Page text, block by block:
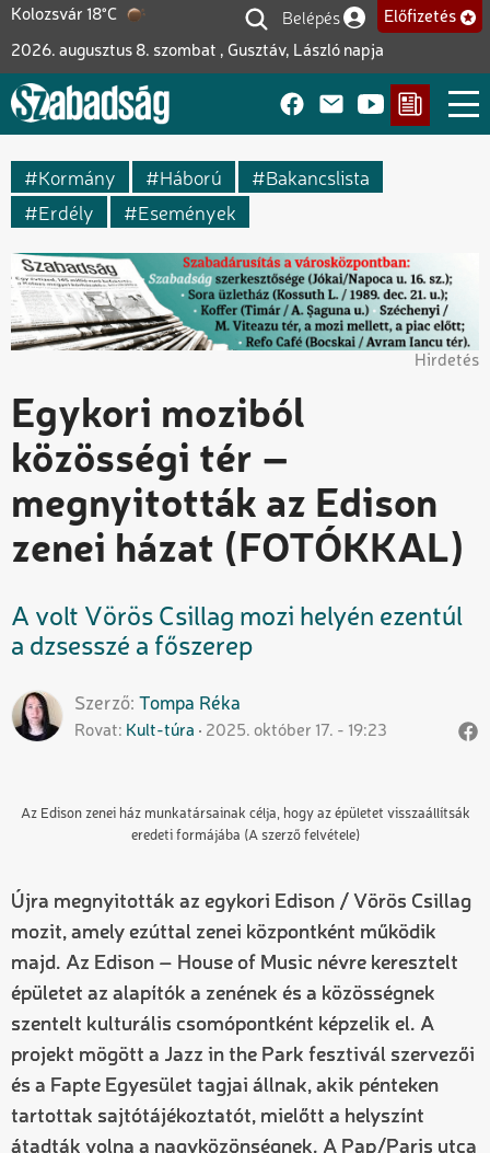
Ugrás
tartalomra
Kolozsvár 18°C
2026. augusztus 8. szombat , Gusztáv, László napja
Felhasználói fiók
Belépés Előfizetés
Kormány Háború
Bakancslista
Erdély
Események
Hirdetés
Egykori moziból
közösségi tér –
megnyitották az Edison
zenei házat (FOTÓKKAL)
A volt Vörös Csillag mozi helyén ezentúl
a dzsesszé a főszerep
Szerző Tompa Réka
Rovat Kult-túra 2025. október 17. - 19:23
Az Edison zenei ház munkatársainak célja, hogy az épületet visszaállítsák
eredeti formájába (A szerző felvétele)
Újra megnyitották az egykori Edison / Vörös Csillag
mozit, amely ezúttal zenei központként működik
majd. Az Edison – House of Music névre keresztelt
épületet az alapítók a zenének és a közösségnek
szentelt kulturális csomópontként képzelik el. A
projekt mögött a Jazz in the Park fesztivál szervezői
és a Fapte Egyesület tagjai állnak, akik pénteken
tartottak sajtótájékoztatót, mielőtt a helyszínt
átadták volna a nagyközönségnek. A Pap/Paris utca